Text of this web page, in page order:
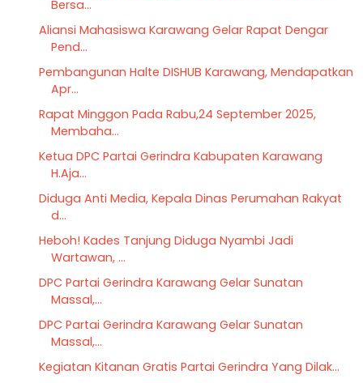
Bersa...
Aliansi Mahasiswa Karawang Gelar Rapat Dengar
Pend...
Pembangunan Halte DISHUB Karawang, Mendapatkan
Apr...
Rapat Minggon Pada Rabu,24 September 2025,
Membaha...
Ketua DPC Partai Gerindra Kabupaten Karawang
H.Aja...
Diduga Anti Media, Kepala Dinas Perumahan Rakyat
d...
Heboh! Kades Tanjung Diduga Nyambi Jadi
Wartawan, ...
DPC Partai Gerindra Karawang Gelar Sunatan
Massal,...
DPC Partai Gerindra Karawang Gelar Sunatan
Massal,...
Kegiatan Kitanan Gratis Partai Gerindra Yang Dilak...